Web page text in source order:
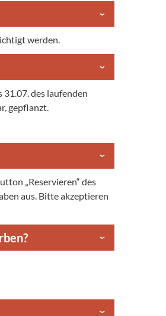
werden.
des laufenden
gepflanzt.
„Reservieren“ des
aus. Bitte akzeptieren